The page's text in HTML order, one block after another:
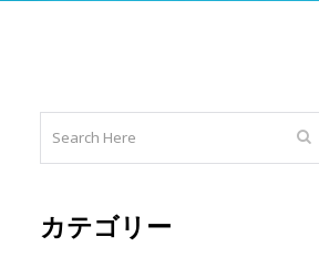
カテゴリー